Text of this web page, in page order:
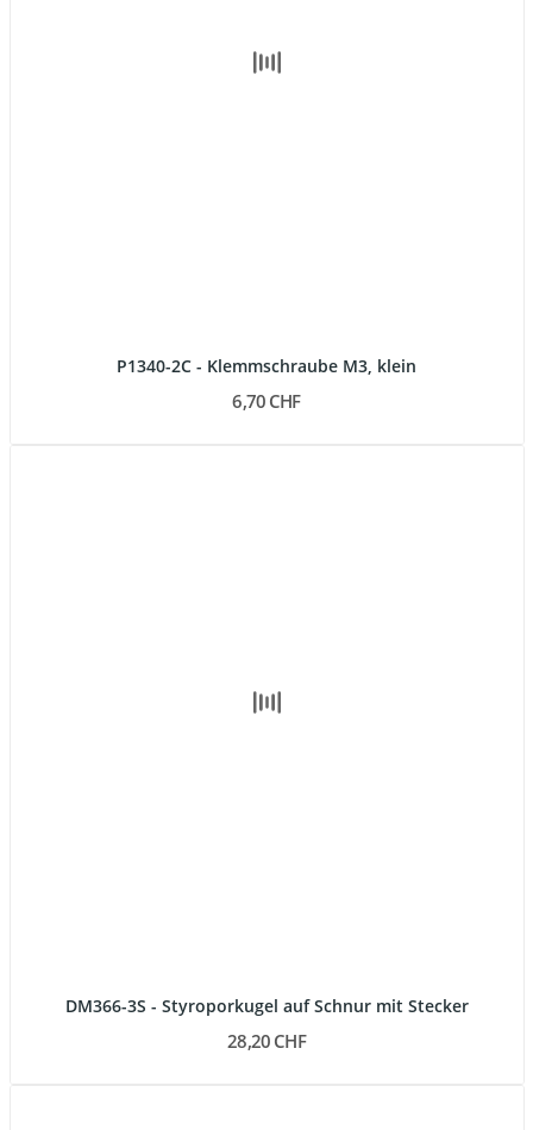
P1340-2C - Klemmschraube M3, klein
6,70 CHF
DM366-3S - Styroporkugel auf Schnur mit Stecker
28,20 CHF